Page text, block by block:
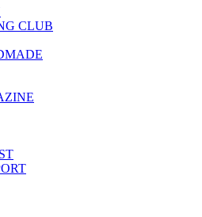
CLUB